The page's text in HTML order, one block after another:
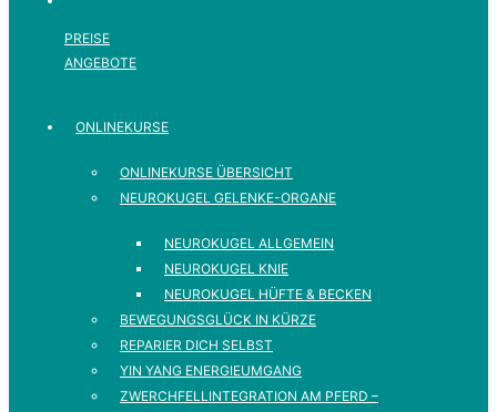
PREISE
ANGEBOTE
ONLINEKURSE
ONLINEKURSE ÜBERSICHT
NEUROKUGEL GELENKE-ORGANE
NEUROKUGEL ALLGEMEIN
NEUROKUGEL KNIE
NEUROKUGEL HÜFTE & BECKEN
BEWEGUNGSGLÜCK IN KÜRZE
REPARIER DICH SELBST
YIN YANG ENERGIEUMGANG
ZWERCHFELLINTEGRATION AM PFERD –